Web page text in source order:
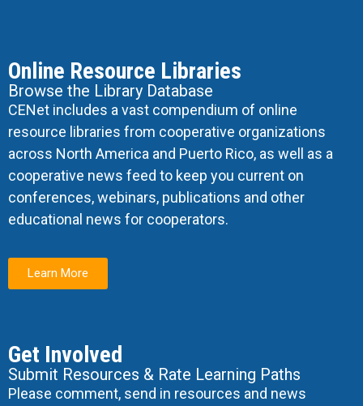
Online Resource Libraries
Browse the Library Database
CENet includes a vast compendium of online
resource libraries from cooperative organizations
across North America and Puerto Rico, as well as a
cooperative news feed to keep you current on
conferences, webinars, publications and other
educational news for cooperators.
Learn More
Get Involved
Submit Resources & Rate Learning Paths
Please comment, send in resources and news